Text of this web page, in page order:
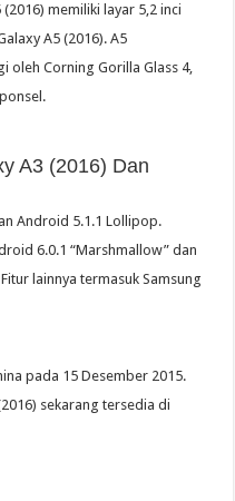
memiliki layar 5,2 inci
A5 (2016). A5
oleh Corning Gorilla Glass 4,
A3 (2016) Dan
Android 5.1.1 Lollipop.
6.0.1 “Marshmallow” dan
lainnya termasuk Samsung
pada 15 Desember 2015.
sekarang tersedia di